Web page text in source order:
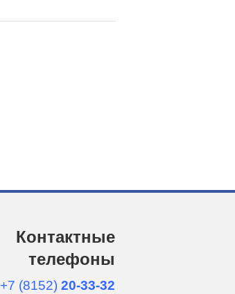
Контактные
телефоны
+7 (8152) 20-33-32